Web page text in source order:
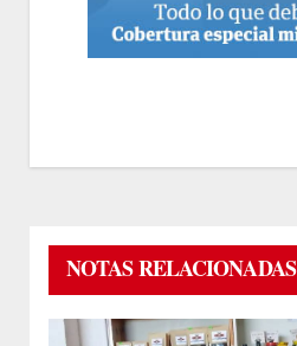
NOTAS RELACIONADAS